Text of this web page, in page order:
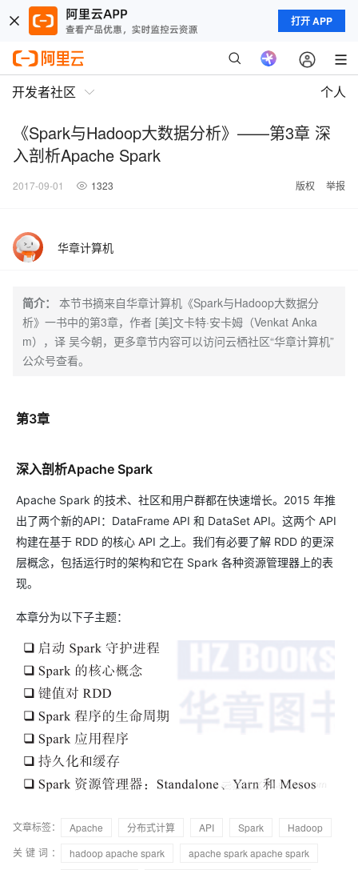
打开 APP
开发者社区 个人
《Spark与Hadoop大数据分析》——第3章 深
入剖析Apache Spark
2017-09-01 1323 版权 举报
华章计算机
简介：
本节书摘来自华章计算机《Spark与Hadoop大数据分
析》一书中的第3章，作者 [美]文卡特·安卡姆（Venkat Anka
m），译 吴今朝，更多章节内容可以访问云栖社区“华章计算机”
公众号查看。
第3章
深入剖析Apache Spark
Apache Spark 的技术、社区和用户群都在快速增长。2015 年推
出了两个新的API：DataFrame API 和 DataSet API。这两个 API
构建在基于 RDD 的核心 API 之上。我们有必要了解 RDD 的更深
层概念，包括运行时的架构和它在 Spark 各种资源管理器上的表
现。
本章分为以下子主题：
文章标签： Apache 分布式计算 API Spark
Hadoop
关键词：
hadoop apache spark
apache spark apache spark